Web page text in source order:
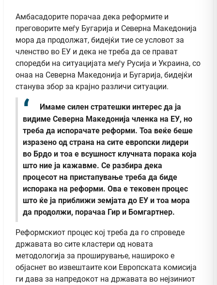
Амбасадорите порачаа дека реформите и
преговорите меѓу Бугарија и Северна Македонија
мора да продолжат, бидејќи тие се условот за
членство во ЕУ и дека не треба да се прават
споредби на ситуацијата меѓу Русија и Украина, со
онаа на Северна Македонија и Бугарија, бидејќи
станува збор за крајно различи ситуации.
Имаме силен стратешки интерес да ја
видиме Северна Македонија членка на ЕУ, но
треба да испорачате реформи. Тоа веќе беше
изразено од страна на сите европски лидери
во Брдо и тоа е всушност клучната порака која
што ние ја кажавме. Се разбира дека
процесот на пристапување треба да биде
испорака на реформи. Ова е тековен процес
што ќе ја приближи земјата до ЕУ и тоа мора
да продолжи, порачаа Гир и Бомгартнер.
Реформскиот процес кој треба да го спроведе
државата во сите кластери од новата
методологија за проширување, нашироко е
објаснет во извештаите кои Европската комисија
ги дава за напредокот на државата во нејзиниот